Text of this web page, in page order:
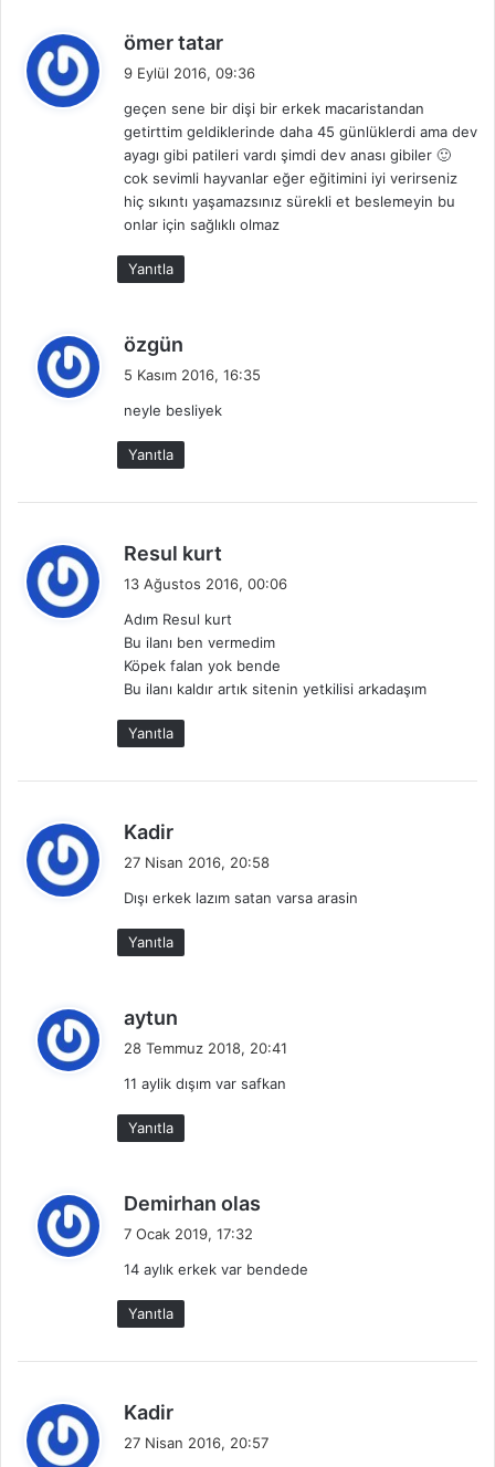
ömer tatar
i
k
i
:
9 Eylül 2016, 09:36
geçen sene bir dişi bir erkek macaristandan
getirttim geldiklerinde daha 45 günlüklerdi ama dev
ayagı gibi patileri vardı şimdi dev anası gibiler 🙂
cok sevimli hayvanlar eğer eğitimini iyi verirseniz
hiç sıkıntı yaşamazsınız sürekli et beslemeyin bu
onlar için sağlıklı olmaz
Yanıtla
özgün
i
k
i
5 Kasım 2016, 16:35
neyle besliyek
Yanıtla
Resul kurt
i
k
i
13 Ağustos 2016, 00:06
Adım Resul kurt
Bu ilanı ben vermedim
Köpek falan yok bende
Bu ilanı kaldır artık sitenin yetkilisi arkadaşım
Yanıtla
Kadir
i
k
i
27 Nisan 2016, 20:58
Dışı erkek lazım satan varsa arasin
Yanıtla
aytun
i
k
i
28 Temmuz 2018, 20:41
11 aylik dışım var safkan
Yanıtla
Demirhan olas
i
7 Ocak 2019, 17:32
14 aylık erkek var bendede
Yanıtla
Kadir
27 Nisan 2016, 20:57